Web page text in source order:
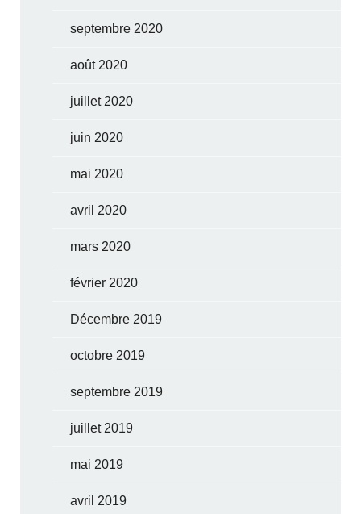
septembre 2020
août 2020
juillet 2020
juin 2020
mai 2020
avril 2020
mars 2020
février 2020
Décembre 2019
octobre 2019
septembre 2019
juillet 2019
mai 2019
avril 2019